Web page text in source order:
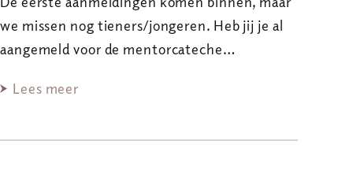
we missen nog tieners/jongeren. Heb jij je al
aangemeld voor de mentorcateche…
Lees meer